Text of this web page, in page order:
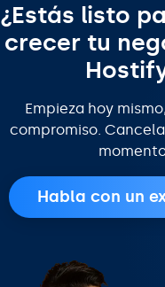
¿Estás listo
crecer tu
Empieza hoy
compromiso.
Habla con un